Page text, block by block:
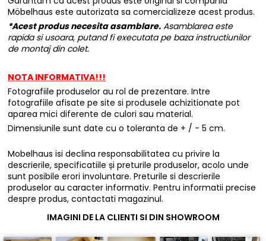
Möbelhaus este autorizata sa comercializeze acest produs.
*Acest produs necesita asamblare. Asamblarea este
rapida si usoara, putand fi executata pe baza instructiunilor
de montaj din colet.
NOTA INFORMATIVA!!!
Fotografiile produselor au rol de prezentare. Intre
fotografiile afisate pe site si produsele achizitionate pot
aparea mici diferente de culori sau material.
Dimensiunile sunt date cu o toleranta de + / - 5 cm.
Mobelhaus isi declina responsabilitatea cu privire la
descrierile, specificatiile și preturile produselor, acolo unde
sunt posibile erori involuntare. Preturile si descrierile
produselor au caracter informativ. Pentru informatii precise
despre produs, contactati magazinul.
IMAGINI DE LA CLIENTI SI DIN SHOWROOM